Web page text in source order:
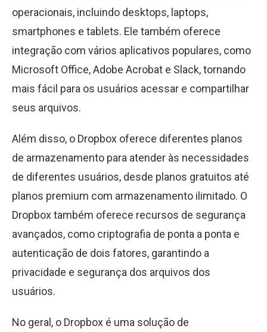
operacionais, incluindo desktops, laptops,
smartphones e tablets. Ele também oferece
integração com vários aplicativos populares, como
Microsoft Office, Adobe Acrobat e Slack, tornando
mais fácil para os usuários acessar e compartilhar
seus arquivos.
Além disso, o Dropbox oferece diferentes planos
de armazenamento para atender às necessidades
de diferentes usuários, desde planos gratuitos até
planos premium com armazenamento ilimitado. O
Dropbox também oferece recursos de segurança
avançados, como criptografia de ponta a ponta e
autenticação de dois fatores, garantindo a
privacidade e segurança dos arquivos dos
usuários.
No geral, o Dropbox é uma solução de